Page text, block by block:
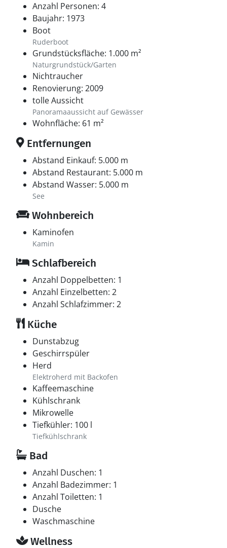
Anzahl Personen: 4
Baujahr: 1973
Boot
Ruderboot
Grundstücksfläche: 1.000 m²
Naturgrundstück/Garten
Nichtraucher
Renovierung: 2009
tolle Aussicht
Panoramaaussicht auf Gewässer
Wohnfläche: 61 m²
Entfernungen
Abstand Einkauf: 5.000 m
Abstand Restaurant: 5.000 m
Abstand Wasser: 5.000 m
See
Wohnbereich
Kaminofen
Kamin
Schlafbereich
Anzahl Doppelbetten: 1
Anzahl Einzelbetten: 2
Anzahl Schlafzimmer: 2
Küche
Dunstabzug
Geschirrspüler
Herd
Elektroherd mit Backofen
Kaffeemaschine
Kühlschrank
Mikrowelle
Tiefkühler: 100 l
Tiefkühlschrank
Bad
Anzahl Duschen: 1
Anzahl Badezimmer: 1
Anzahl Toiletten: 1
Dusche
Waschmaschine
Wellness